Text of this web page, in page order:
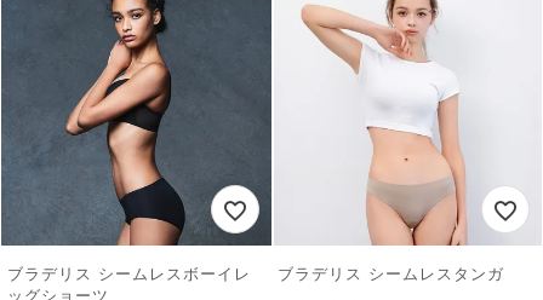
ブラデリス シームレスボーイレ
ッグショーツ
ブラデリス シームレスタンガ